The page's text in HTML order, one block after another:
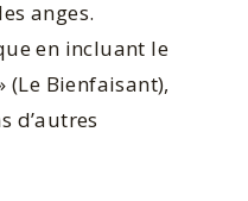
anges.
en incluant le
(Le Bienfaisant),
d’autres